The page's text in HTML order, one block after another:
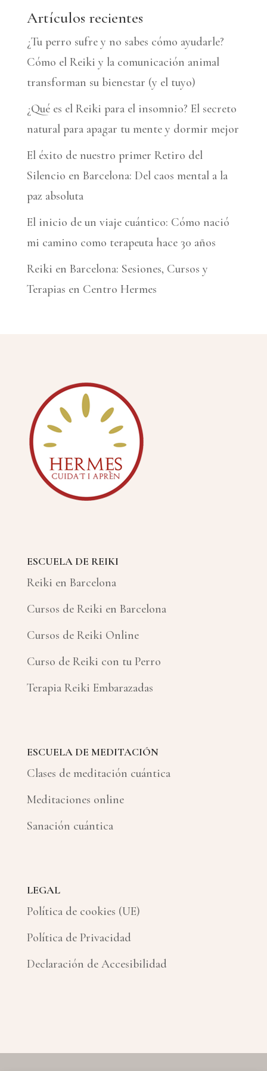
n
t
e
:
Artículos recientes
¿Tu perro sufre y no sabes cómo ayudarle?
Cómo el Reiki y la comunicación animal
transforman su bienestar (y el tuyo)
¿Qué es el Reiki para el insomnio? El secreto
natural para apagar tu mente y dormir mejor
El éxito de nuestro primer Retiro del
Silencio en Barcelona: Del caos mental a la
paz absoluta
El inicio de un viaje cuántico: Cómo nació
mi camino como terapeuta hace 30 años
Reiki en Barcelona: Sesiones, Cursos y
Terapias en Centro Hermes
ESCUELA DE REIKI
Reiki en Barcelona
Cursos de Reiki en Barcelona
Cursos de Reiki Online
Curso de Reiki con tu Perro
Terapia Reiki Embarazadas
ESCUELA DE MEDITACIÓN
Clases de meditación cuántica
Meditaciones online
Sanación cuántica
LEGAL
Política de cookies (UE)
Política de Privacidad
Declaración de Accesibilidad